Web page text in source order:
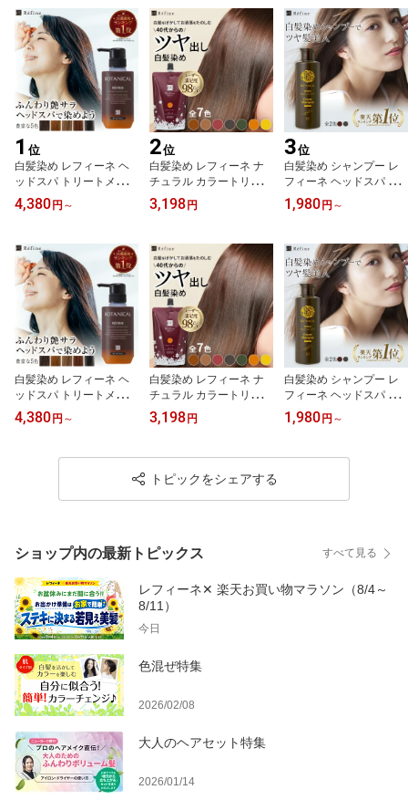
1 位
白髪染め レフィーネ ヘ
ッドスパ トリートメント
カラー 300g 1本or2本セ
ット R4 女性用 男性用 白
アカラー カラートリート
メント ヘアカラートリー
トメント 白髪 全体染め
ノンジアミン SHOW-WA
母の日
4,380 円 ～
2位
白髪染め レフィーネ ナ
チュラル カラートリート
メント 300g ｜ 女性用 男
性用 白髪染めトリートメ
トメント ヘアカラートリ
ートメント 白髪 白髪染
全体染め ブラウン ブラ
ック ノンジアミン SHO
W-WA 母の日
3,198 円
3位
白髪染め シャンプー レ
フィーネ ヘッドスパ カ
ラークリーム シャンプー
白髪染めシャンプー 白髪
プー カラーシャンプー
ノンジアミン 白髪 白髪
染 全体染め 女性用 レデ
ィース SHOW-WA 母の
日
1,980 円 ～
白髪染め レフィーネ ヘ
ッドスパ トリートメント
カラー 300g 1本or2本セ
ット R4 女性用 男性用 白
アカラー カラートリート
ノンジアミン SHOW-WA
4,380 円 ～
白髪染め レフィーネ ナ
チュラル カラートリート
メント 300g ｜ 女性用 男
性用 白髪染めトリートメ
トメント ヘアカラートリ
ートメント 白髪 白髪染
全体染め ブラウン ブラ
ック ノンジアミン SHO
3,198 円
白髪染め シャンプー レ
フィーネ ヘッドスパ カ
ラークリーム シャンプー
白髪染めシャンプー 白髪
プー カラーシャンプー
ィース SHOW-WA 母の
1,980 円 ～
トピックをシェアする
ショップ内の最新トピックス すべて見る
レフィーネ✕ 楽天お買い物マラソン（8/4～
8/11）
今日
色混ぜ特集
2026/02/08
大人のヘアセット特集
2026/01/14